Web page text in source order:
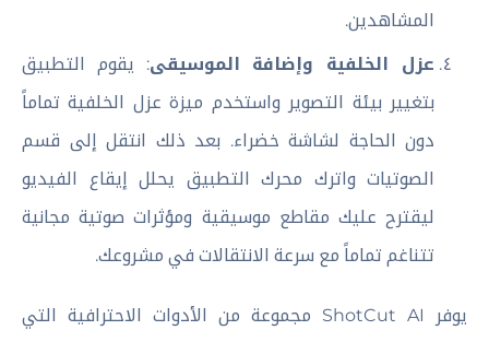
المشاهدين.
عزل الخلفية وإضافة الموسيقى: يقوم التطبيق
بتغيير بيئة التصوير واستخدم ميزة عزل الخلفية تماماً
دون الحاجة لشاشة خضراء. بعد ذلك انتقل إلى قسم
الصوتيات واترك محرك التطبيق يحلل إيقاع الفيديو
ليقترح عليك مقاطع موسيقية ومؤثرات صوتية مجانية
تتناغم تماماً مع سرعة الانتقالات في مشروعك.
يوفر ShotCut AI مجموعة من الأدوات الاحترافية التي